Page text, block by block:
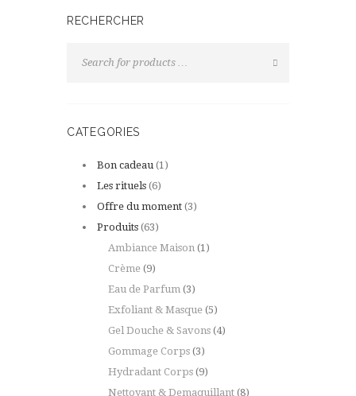
RECHERCHER
CATEGORIES
Bon cadeau (1)
Les rituels (6)
Offre du moment (3)
Produits (63)
Ambiance Maison (1)
Crème (9)
Eau de Parfum (3)
Exfoliant & Masque (5)
Gel Douche & Savons (4)
Gommage Corps (3)
Hydradant Corps (9)
Nettoyant & Demaquillant (8)